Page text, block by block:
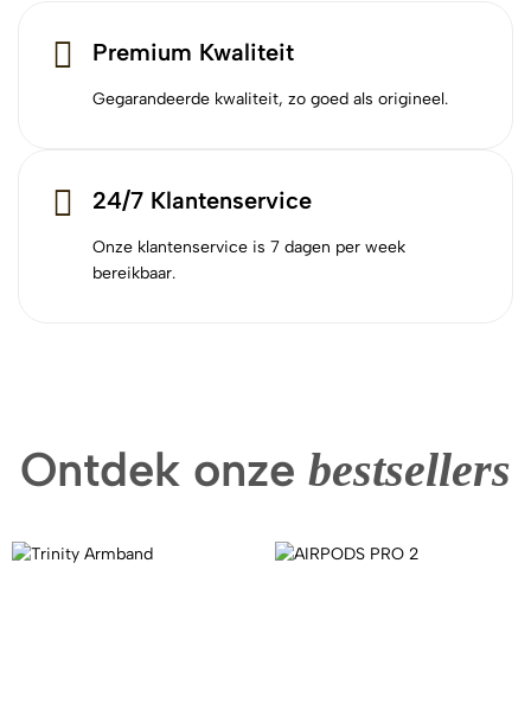
Premium Kwaliteit
Gegarandeerde kwaliteit, zo goed als origineel.
24/7 Klantenservice
Onze klantenservice is 7 dagen per week
bereikbaar.
Ontdek onze bestsellers